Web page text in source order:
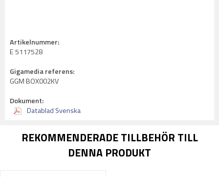
Artikelnummer:
E 5117528
Gigamedia referens:
GGM BOX002KV
Dokument:
Datablad Svenska
REKOMMENDERADE TILLBEHÖR TILL
DENNA PRODUKT